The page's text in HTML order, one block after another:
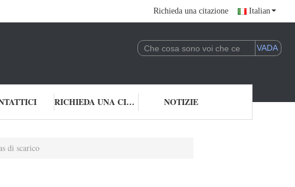
Richieda una citazione Italian
RICHIEDA UNA CITAZIONE NOTIZIE
di scarico